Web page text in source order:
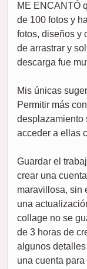
ME ENCANTÓ
de 100 fotos y
fotos, diseños y
de arrastrar y
descarga fue
Mis únicas
Permitir más
desplazamiento
acceder a ellas
Guardar el
crear una
maravillosa, sin
una
collage no se
de 3 horas de
algunos
una cuenta